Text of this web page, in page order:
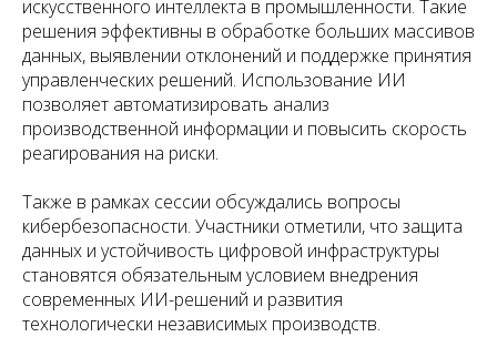
искусственного интеллекта в промышленности. Такие
решения эффективны в обработке больших массивов
данных, выявлении отклонений и поддержке принятия
управленческих решений. Использование ИИ
позволяет автоматизировать анализ
производственной информации и повысить скорость
реагирования на риски.
Также в рамках сессии обсуждались вопросы
кибербезопасности. Участники отметили, что защита
данных и устойчивость цифровой инфраструктуры
становятся обязательным условием внедрения
современных ИИ-решений и развития
технологически независимых производств.